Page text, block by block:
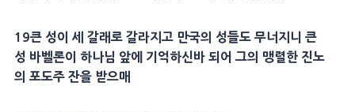
19큰 성이 세 갈래로 갈라지고 만국의 성들도 무너지니 큰
성 바벨론이 하나님 앞에 기억하신바 되어 그의 맹렬한 진노
의 포도주 잔을 받으매